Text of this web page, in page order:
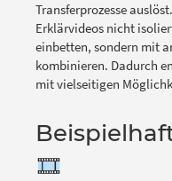
Transferprozesse
Erklärvideos nicht
einbetten, sondern mit
kombinieren. Dadurch
mit vielseitigen